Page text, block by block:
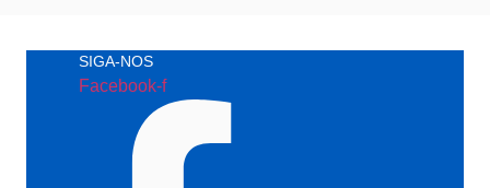
SIGA-NOS
Facebook-f